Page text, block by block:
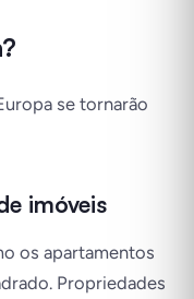
se tornarão
imóveis
os apartamentos
Propriedades